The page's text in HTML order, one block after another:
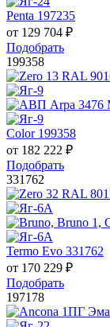
Penta 197235
от 129 704 ₽
Подобрать
199358
Color 199358
от 182 222 ₽
Подобрать
331762
Termo Evo 331762
от 170 229 ₽
Подобрать
197178